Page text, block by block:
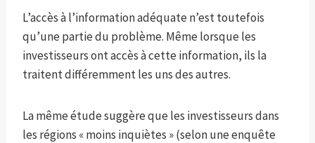
L’accès à l’information adéquate n’est toutefois
qu’une partie du problème. Même lorsque les
investisseurs ont accès à cette information, ils la
traitent différemment les uns des autres.
La même étude suggère que les investisseurs dans
les régions « moins inquiètes » (selon une enquête